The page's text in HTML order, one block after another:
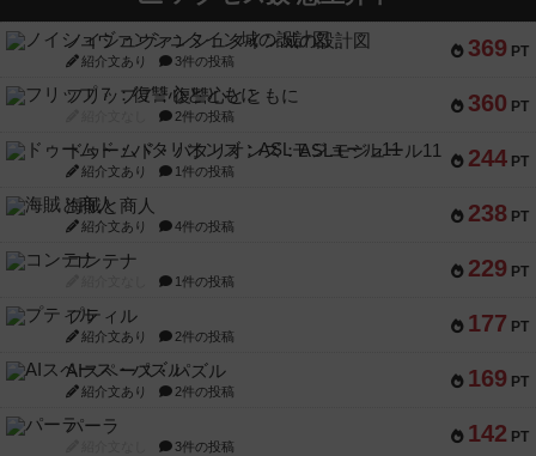
369 PT
ノイシュヴァンシュタイン城の設計図
紹介文あり 3件の投稿
360 PT
フリップ７：復讐心とともに
2件の投稿
244 PT
ドゥームド・バタリオンズ：ASLモジュール11
紹介文あり 1件の投稿
238 PT
海賊と商人
紹介文あり 4件の投稿
229 PT
コンテナ
1件の投稿
177 PT
プティル
紹介文あり 2件の投稿
169 PT
AIスペース・パズル
紹介文あり 2件の投稿
142 PT
パーラ
3件の投稿